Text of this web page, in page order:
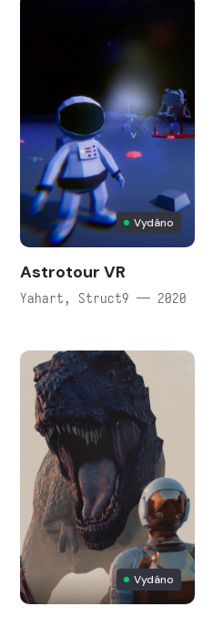
Vydáno
Astrotour VR
Yahart, Struct9 — 2020
Vydáno